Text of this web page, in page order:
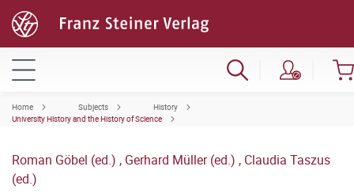
Home Subjects
History
University History and the History of Science
Roman Göbel (ed.) , Gerhard Müller (ed.) , Claudia Taszus
(ed.)